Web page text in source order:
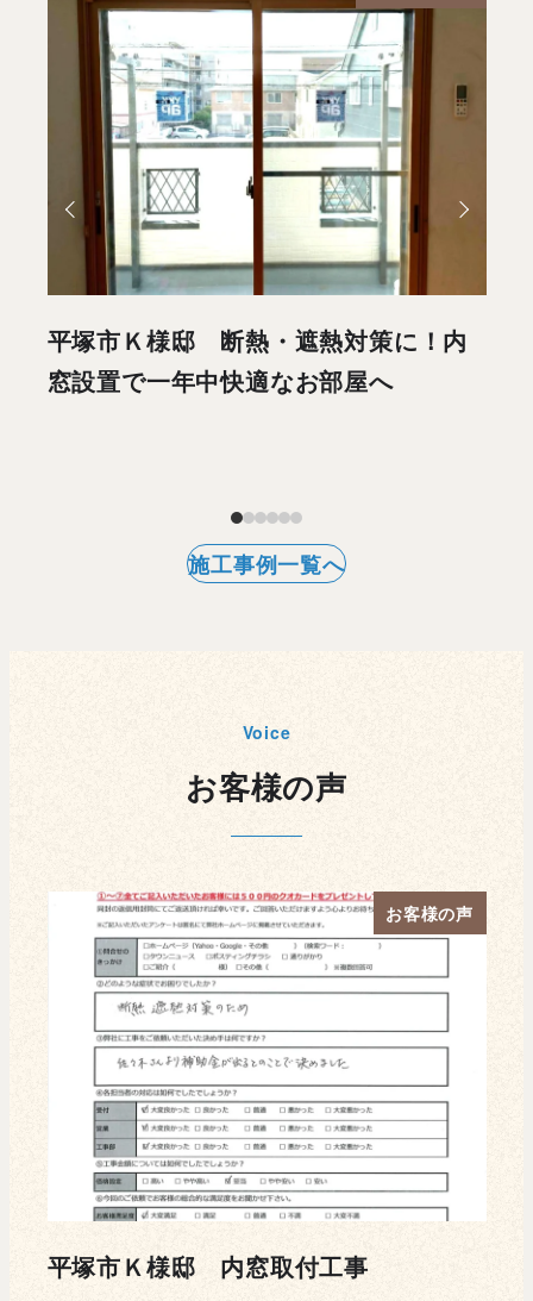
平塚市Ｓ様邸 結露・カビのお悩みを
一発解決！ウチリモ内窓
施工事例一覧へ
Voice
お客様の声
お客様の声
平塚市Ｓ様邸 内窓取付工事